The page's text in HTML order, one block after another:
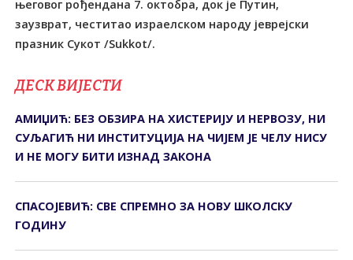
његовог рођендана 7. октобра, док је Путин,
заузврат, честитао израелском народу јеврејски
празник Сукот /Sukkot/.
ДЕСК ВИЈЕСТИ
АМИЏИЋ: БЕЗ ОБЗИРА НА ХИСTЕРИЈУ И НЕРВОЗУ, НИ
СУЉАГИЋ НИ ИНСTИTУЦИЈА НА ЧИЈЕМ ЈЕ ЧЕЛУ НИСУ
И НЕ МОГУ БИTИ ИЗНАД ЗАКОНА
СПАСОЈЕВИЋ: СВЕ СПРЕМНО ЗА НОВУ ШКОЛСКУ
ГОДИНУ